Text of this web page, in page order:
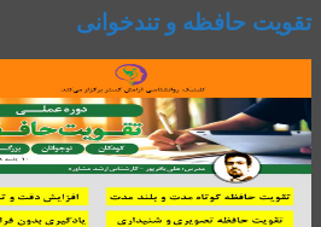
تقویت حافظه و تندخوانی